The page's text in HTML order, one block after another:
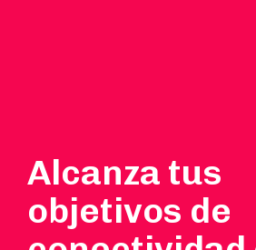
Alcanza tus
objetivos de